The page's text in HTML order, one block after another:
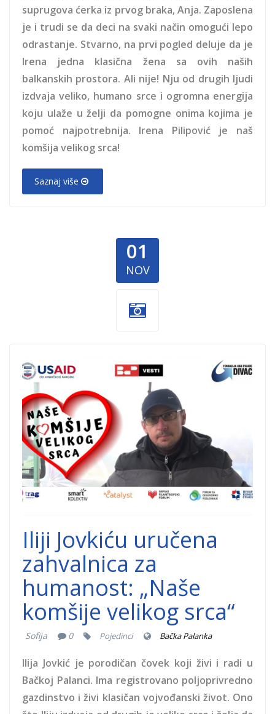
suprugova ćerka iz prvog braka, Anja. Zaposlena
je i trudi se da deci na svaki način omogući lepo
odrastanje. Stvarno, na prvi pogled deluje da je
Irena jedna klasična žena sa ovih naših
balkanskih prostora. Ali nije! Nju od drugih ljudi
izdvaja veliko, humano srce i ogromna energija
koju ulaže u želji da pomogne onima kojima je
pomoć najpotrebnija. Irena Pilipović je naš
komšija velikog srca!
Saznaj više
01
NOV
Ilija-Jovkic.jpg
Iliji Jovkiću uručena
zahvalnica za
humanost: „Naše
komšije velikog srca“
Sofija 0 Pojedinci Bačka Palanka
Ilija Jovkić je porodičan čovek koji živi i radi u
Bačkoj Palanci. Ima registrovano poljoprivredno
gazdinstvo i živi klasičan vojvođanski život. Ono